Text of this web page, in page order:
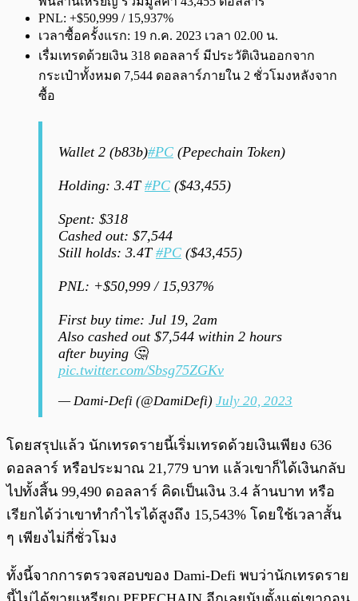
PNL: +$50,999 / 15,937%
เวลาซื้อครั้งแรก: 19 ก.ค. 2023 เวลา 02.00 น.
เรื่มเทรดด้วยเงิน 318 ดอลลาร์ มีประวัติเงินออกจาก
กระเป๋าทั้งหมด 7,544 ดอลลาร์ภายใน 2 ชั่วโมงหลังจาก
ซื้อ
Wallet 2 (b83b)#PC (Pepechain Token)
Holding: 3.4T #PC ($43,455)
Spent: $318
Cashed out: $7,544
Still holds: 3.4T #PC ($43,455)
PNL: +$50,999 / 15,937%
First buy time: Jul 19, 2am
Also cashed out $7,544 within 2 hours
after buying 🤔
pic.twitter.com/Sbsg75ZGKv
— Dami-Defi (@DamiDefi) July 20, 2023
โดยสรุปแล้ว นักเทรดรายนี้เริ่มเทรดด้วยเงินเพียง 636
ดอลลาร์ หรือประมาณ 21,779 บาท แล้วเขาก็ได้เงินกลับ
ไปทั้งสิ้น 99,490 ดอลลาร์ คิดเป็นเงิน 3.4 ล้านบาท หรือ
เรียกได้ว่าเขาทำกำไรได้สูงถึง 15,543% โดยใช้เวลาสั้น
ๆ เพียงไม่กี่ชั่วโมง
ทั้งนี้จากการตรวจสอบของ Dami-Defi พบว่านักเทรดราย